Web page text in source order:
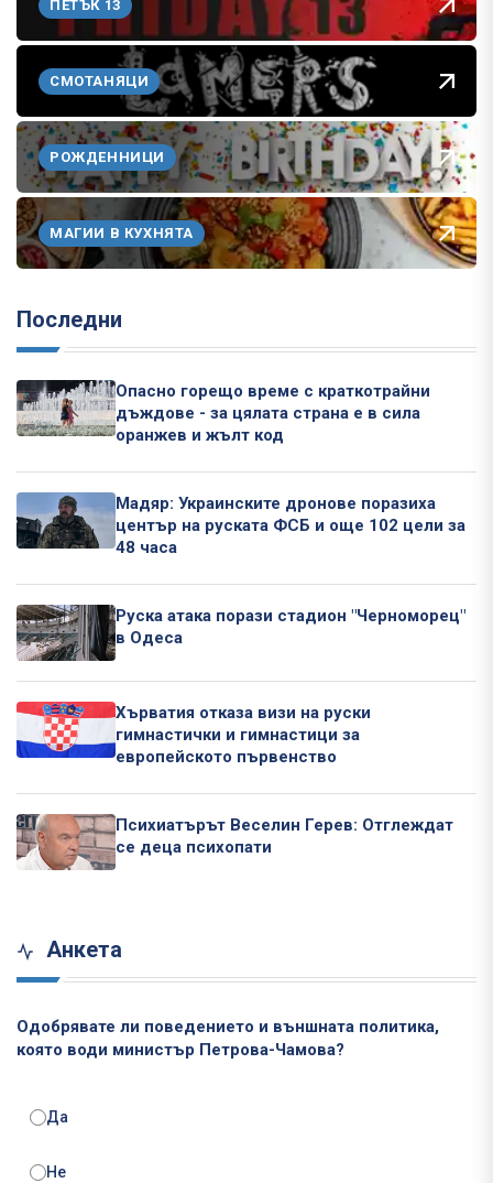
ПЕТЪК 13
СМОТАНЯЦИ
РОЖДЕННИЦИ
МАГИИ В КУХНЯТА
Последни
Опасно горещо време с краткотрайни
дъждове - за цялата страна е в сила
оранжев и жълт код
Мадяр: Украинските дронове поразиха
център на руската ФСБ и още 102 цели за
48 часа
Руска атака порази стадион "Черноморец"
в Одеса
Хърватия отказа визи на руски
гимнастички и гимнастици за
европейското първенство
Психиатърът Веселин Герев: Отглеждат
се деца психопати
Анкета
Одобрявате ли поведението и външната политика,
която води министър Петрова-Чамова?
Да
Не